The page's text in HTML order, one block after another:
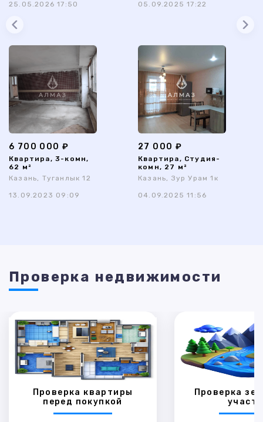
25.05.2026 17:50
05.09.2025 17:22
6 700 000 ₽
Квартира, 3-комн,
62 м²
Казань, Туганлык 12
13.09.2023 09:09
27 000 ₽
Квартира, Студия-
комн, 27 м²
Казань, Зур Урам 1к
04.09.2025 11:56
Проверка недвижимости
Проверка квартиры
перед покупкой
Проверка